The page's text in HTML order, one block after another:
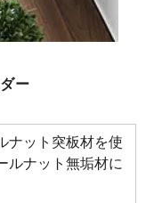
ー
ナット突板材を使
ルナット無垢材に